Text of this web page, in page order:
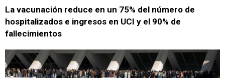
La vacunación reduce en un 75% del número de
hospitalizados e ingresos en UCI y el 90% de
fallecimientos